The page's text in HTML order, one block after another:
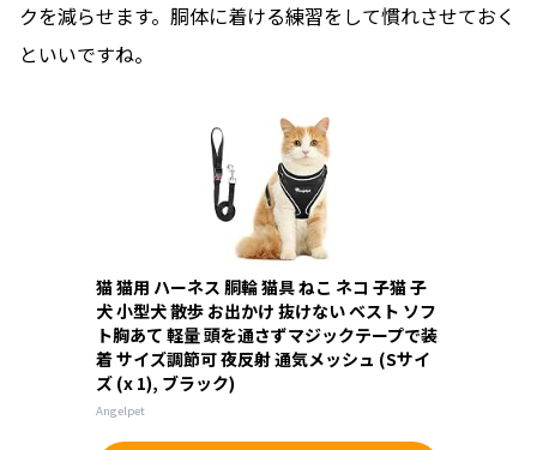
クを減らせます。胴体に着ける練習をして慣れさせておく
といいですね。
猫 猫用 ハーネス 胴輪 猫具 ねこ ネコ 子猫 子
犬 小型犬 散歩 お出かけ 抜けない ベスト ソフ
ト胸あて 軽量 頭を通さずマジックテープで装
着 サイズ調節可 夜反射 通気メッシュ (Sサイ
ズ (x 1), ブラック)
Angelpet